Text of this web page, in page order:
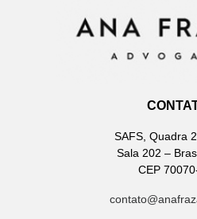
SAFS, Quadra
Sala 202 –
CEP